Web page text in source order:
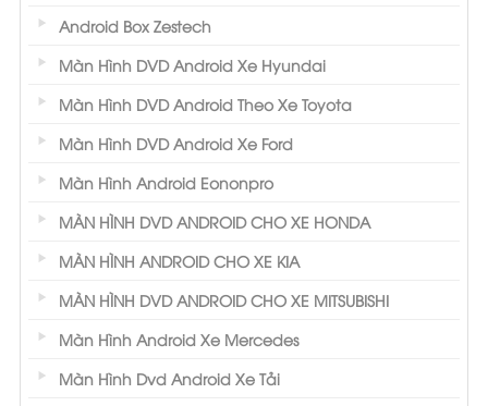
Android Box Zestech
Màn Hình DVD Android Xe Hyundai
Màn Hình DVD Android Theo Xe Toyota
Màn Hình DVD Android Xe Ford
Màn Hình Android Eononpro
MÀN HÌNH DVD ANDROID CHO XE HONDA
MÀN HÌNH ANDROID CHO XE KIA
MÀN HÌNH DVD ANDROID CHO XE MITSUBISHI
Màn Hình Android Xe Mercedes
Màn Hình Dvd Android Xe Tải